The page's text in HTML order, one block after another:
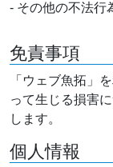
- その他の不法行
免責事項
「ウェブ魚拓」
って生じる損害
します。
個人情報